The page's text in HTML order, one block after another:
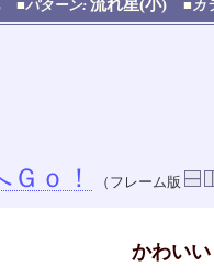
■パターン: 流れ星(小) ■カ
ｏ！ （フレーム版
かわい